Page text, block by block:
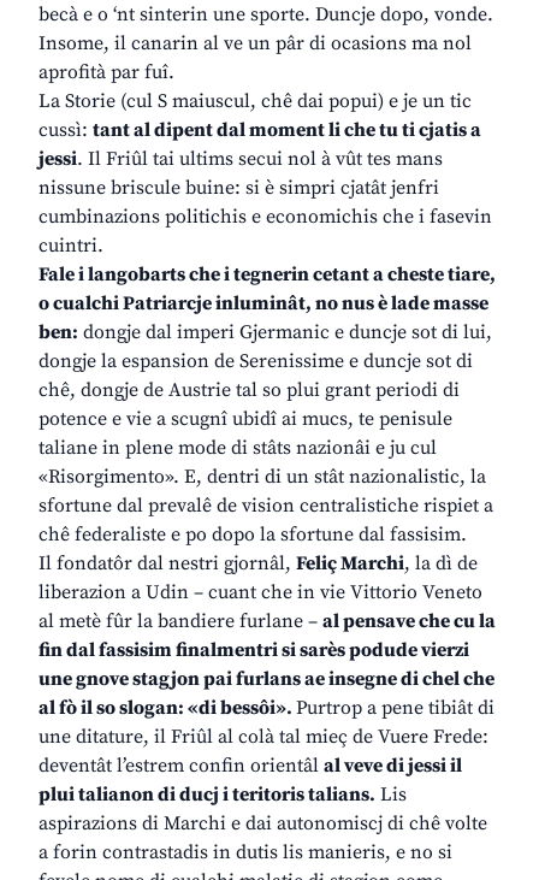
becà e o ‘nt sinterin une sporte. Duncje dopo, vonde.
Insome, il canarin al ve un pâr di ocasions ma nol
aprofità par fuî.
La Storie (cul S maiuscul, chê dai popui) e je un tic
cussì: tant al dipent dal moment li che tu ti cjatis a
jessi. Il Friûl tai ultims secui nol à vût tes mans
nissune briscule buine: si è simpri cjatât jenfri
cumbinazions politichis e economichis che i fasevin
cuintri.
Fale i langobarts che i tegnerin cetant a cheste tiare,
o cualchi Patriarcje inluminât, no nus è lade masse
ben: dongje dal imperi Gjermanic e duncje sot di lui,
dongje la espansion de Serenissime e duncje sot di
chê, dongje de Austrie tal so plui grant periodi di
potence e vie a scugnî ubidî ai mucs, te penisule
taliane in plene mode di stâts nazionâi e ju cul
«Risorgimento». E, dentri di un stât nazionalistic, la
sfortune dal prevalê de vision centralistiche rispiet a
chê federaliste e po dopo la sfortune dal fassisim.
Il fondatôr dal nestri gjornâl, Feliç Marchi, la dì de
liberazion a Udin – cuant che in vie Vittorio Veneto
al metè fûr la bandiere furlane – al pensave che cu la
fin dal fassisim finalmentri si sarès podude vierzi
une gnove stagjon pai furlans ae insegne di chel che
al fò il so slogan: «di bessôi». Purtrop a pene tibiât di
une ditature, il Friûl al colà tal mieç de Vuere Frede:
deventât l’estrem confin orientâl al veve di jessi il
plui talianon di ducj i teritoris talians. Lis
aspirazions di Marchi e dai autonomiscj di chê volte
a forin contrastadis in dutis lis manieris, e no si